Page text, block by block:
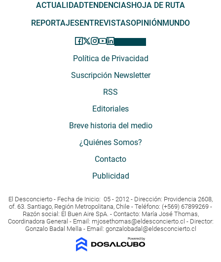
ACTUALIDADTENDENCIAS HOJA DE RUTA
REPORTAJES ENTREVISTASOPINIÓN MUNDO
Política de Privacidad
Suscripción Newsletter
RSS
Editoriales
Breve historia del medio
¿Quiénes Somos?
Contacto
Publicidad
El Desconcierto - Fecha de Inicio: 05 - 2012 - Dirección: Providencia 2608,
of. 63. Santiago, Región Metropolitana, Chile - Teléfono: (+569) 67899269 -
Razón social: El Buen Aire SpA. - Contacto: María José Thomas,
Coordinadora General - Email: mjosethomas@eldesconcierto.cl - Director:
Gonzalo Badal Mella - Email: gonzalobadal@eldesconcierto.cl